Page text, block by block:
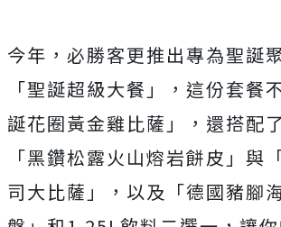
今年，必勝客更推出專為聖誕
「聖誕超級大餐」，這份套餐
誕花圈黃金雞比薩」，還搭配
「黑鑽松露火山熔岩餅皮」與
司大比薩」，以及「德國豬腳